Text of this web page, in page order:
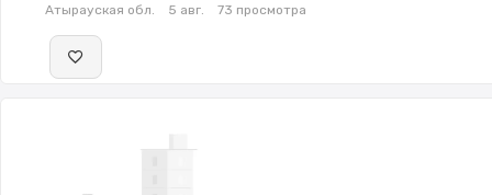
двор,Кондиционер
Атырауская обл. 5 авг. 73 просмотра